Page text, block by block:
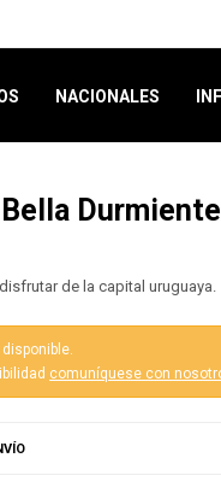
NACIONALES
Durmiente
de la capital uruguaya.
comuníquese con